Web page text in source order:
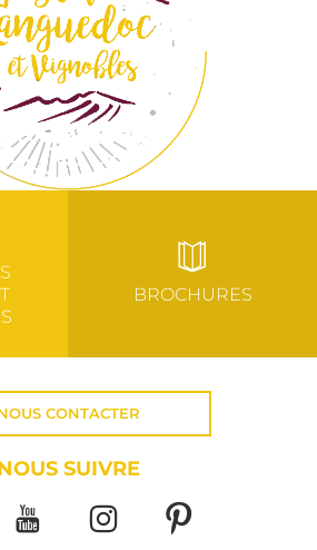
BROCHURES
CONTACTER
SUIVRE